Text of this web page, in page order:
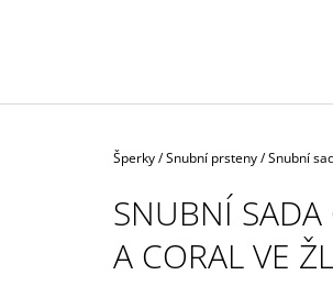
Domů
Šperky/Snubní prsteny/Snubní
SNUBNÍ SADA
A CORAL VE